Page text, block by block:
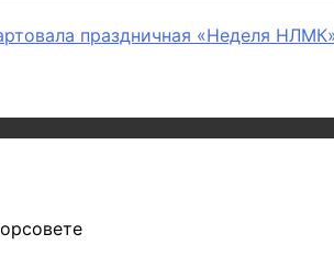
праздничная «Неделя